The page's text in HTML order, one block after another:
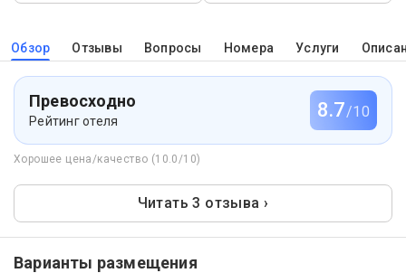
Обзор Отзывы Вопросы Номера Услуги
Превосходно
Рейтинг отеля 8.7/10
Хорошее цена/качество (10.0/10)
Читать 3 отзыва ›
Варианты размещения